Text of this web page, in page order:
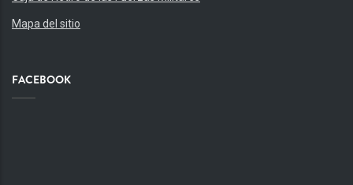
Mapa del sitio
FACEBOOK